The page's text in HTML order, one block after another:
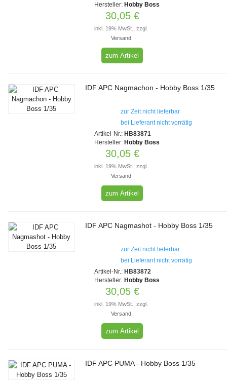
Hersteller: Hobby Boss
30,05 €
inkl. 19% MwSt., zzgl.
Versand
zum Artikel
IDF APC Nagmachon - Hobby Boss 1/35
zur Zeit nicht lieferbar
bei Lieferant nicht vorrätig
Artikel-Nr.: HB83871
Hersteller: Hobby Boss
30,05 €
inkl. 19% MwSt., zzgl.
Versand
zum Artikel
IDF APC Nagmashot - Hobby Boss 1/35
zur Zeit nicht lieferbar
bei Lieferant nicht vorrätig
Artikel-Nr.: HB83872
Hersteller: Hobby Boss
30,05 €
inkl. 19% MwSt., zzgl.
Versand
zum Artikel
IDF APC PUMA - Hobby Boss 1/35